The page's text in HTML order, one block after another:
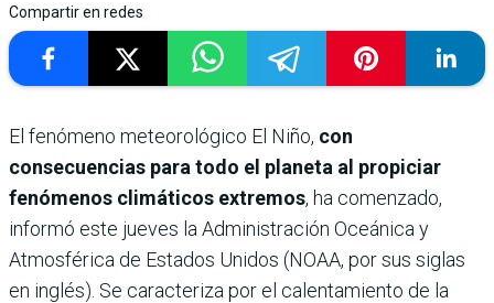
Compartir en redes
El fenómeno meteorológico El Niño, con
consecuencias para todo el planeta al propiciar
fenómenos climáticos extremos, ha comenzado,
informó este jueves la Administración Oceánica y
Atmosférica de Estados Unidos (NOAA, por sus siglas
en inglés). Se caracteriza por el calentamiento de la